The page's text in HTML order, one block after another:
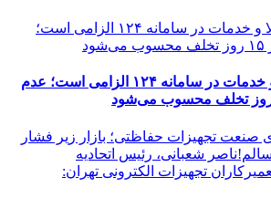
ثبت قیمت کالا و خدمات در سامانه ۱۲۴ الزامی است؛ عدم